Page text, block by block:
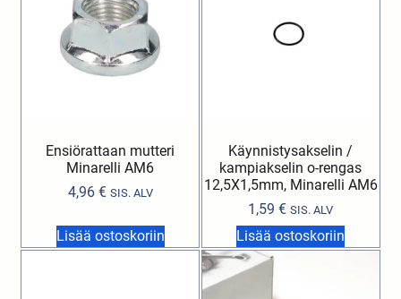
Ensiörattaan mutteri
Minarelli AM6
4,96 € SIS. ALV
Lisää ostoskoriin
Käynnistysakselin /
kampiakselin o-rengas
12,5X1,5mm, Minarelli AM6
1,59€ SIS. ALV
Lisää ostoskoriin